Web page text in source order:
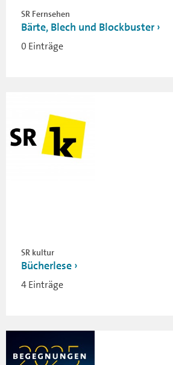
SR Fernsehen
Bärte, Blech und Blockbuster
0 Einträge
SR kultur
Bücherlese
4 Einträge